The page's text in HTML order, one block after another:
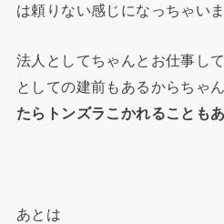
は頼りない感じになっちゃいま
法人としてちゃんとお仕事し
としての建前もあるからちゃ
たらトンズラこかれることも
あとは